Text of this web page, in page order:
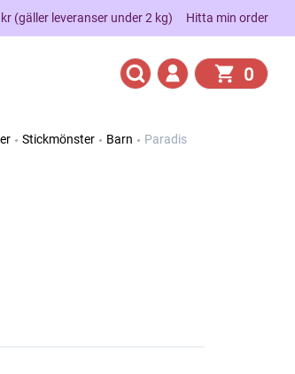
(gäller leveranser under 2 kg) Hitta min order
0
Stickmönster Barn Paradis